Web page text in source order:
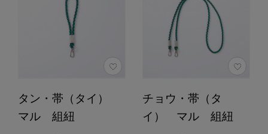
タン・帯（タイ）
マル 組紐
チョウ・帯（タ
イ） マル 組紐